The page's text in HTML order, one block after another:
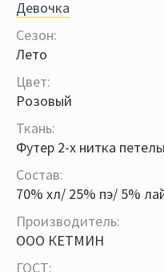
Девочка
Сезон:
Лето
Цвет:
Розовый
Ткань:
Футер 2-х нитка
Состав:
70% хл/ 25% пэ/ 5%
Производитель:
ООО КЕТМИН
ГОСТ: